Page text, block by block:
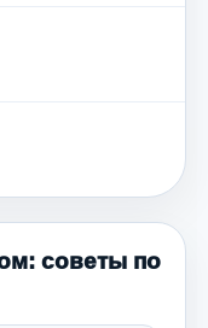
советы по